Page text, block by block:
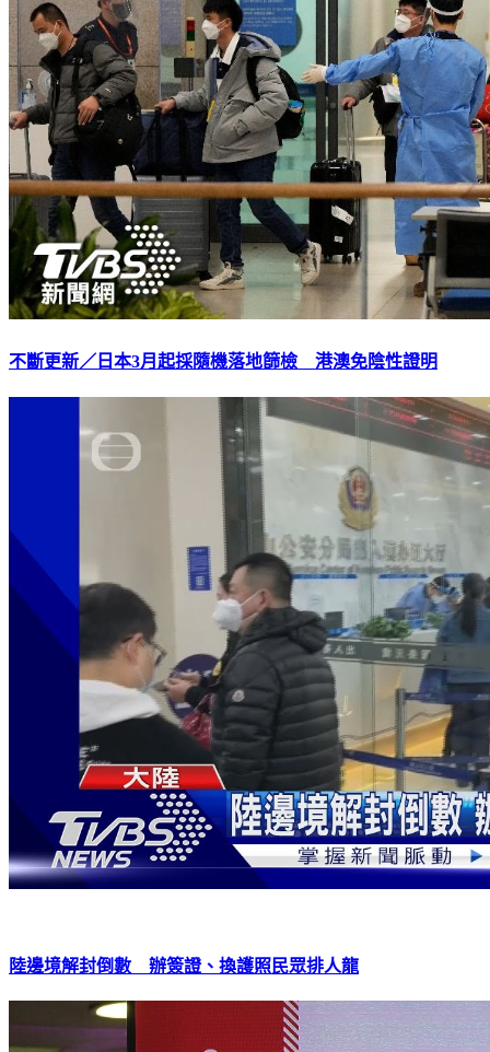
不斷更新／日本3月起採隨機落地篩檢 港澳免陰性證明
陸邊境解封倒數 辦簽證、換護照民眾排人龍